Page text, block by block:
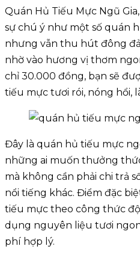
Quán Hủ Tiếu Mực Ngũ
sự chú ý như một số quán
nhưng vẫn thu hút đông
nhờ vào hương vị thơm
chỉ 30.000 đồng, bạn sẽ
tiếu mực tươi rói, nóng hổi,
Đây là quán hủ tiếu mực
những ai muốn thưởng
mà không cần phải chi trả
nổi tiếng khác. Điểm đặc
tiếu mực theo công thức
dụng nguyên liệu tươi
phí hợp lý.